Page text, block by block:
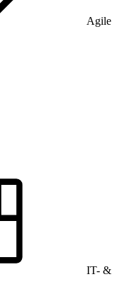
Agile
IT- &